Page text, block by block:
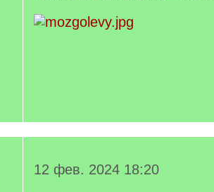
12 фев. 2024 18:20